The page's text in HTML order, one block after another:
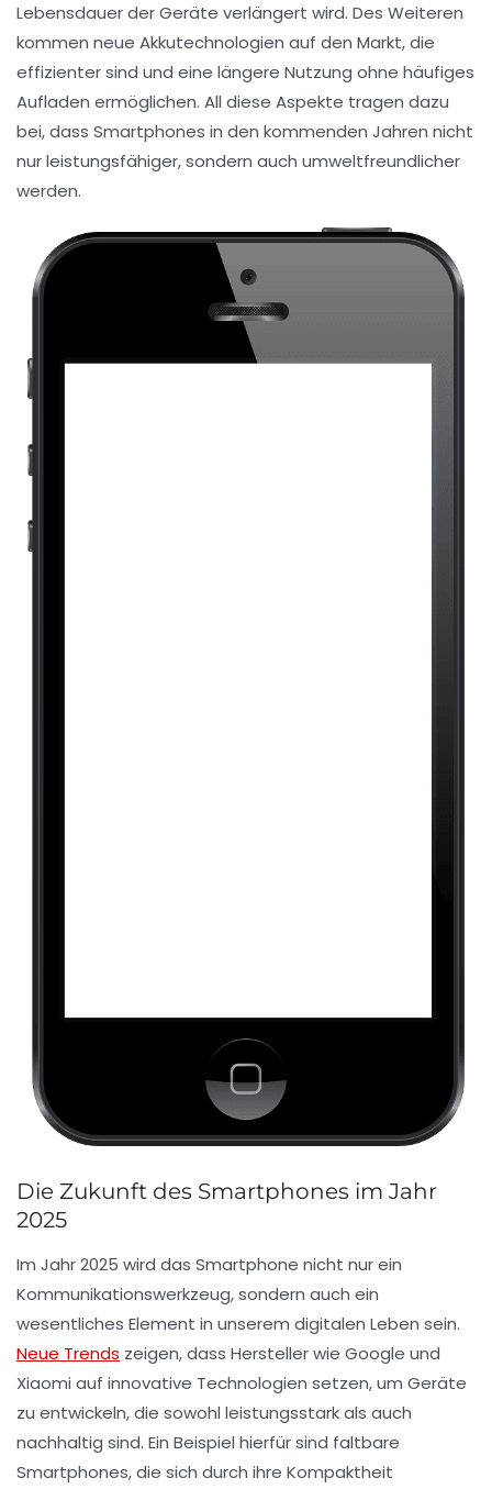
Lebensdauer der Geräte verlängert wird. Des Weiteren
kommen neue Akkutechnologien auf den Markt, die
effizienter sind und eine längere Nutzung ohne häufiges
Aufladen ermöglichen. All diese Aspekte tragen dazu
bei, dass Smartphones in den kommenden Jahren nicht
nur leistungsfähiger, sondern auch umweltfreundlicher
werden.
Die Zukunft des Smartphones im Jahr
2025
Im Jahr2025 wird das Smartphone nicht nur ein
Kommunikationswerkzeug, sondern auch ein
wesentliches Element in unserem digitalen Leben sein.
Neue Trends zeigen, dass Hersteller wie Google und
Xiaomi auf innovative Technologien setzen, um Geräte
zu entwickeln, die sowohl leistungsstark als auch
nachhaltig sind. Ein Beispiel hierfür sind faltbare
Smartphones, die sich durch ihre Kompaktheit